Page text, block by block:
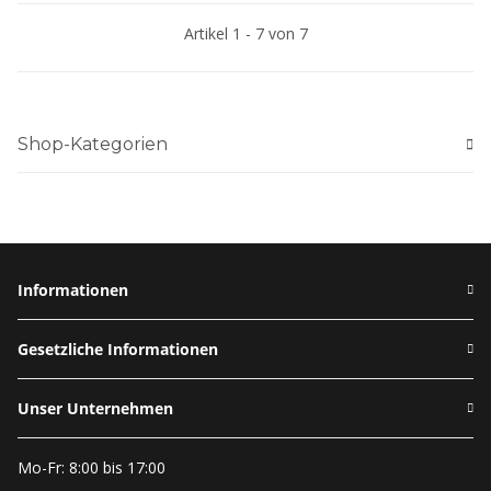
Artikel 1 - 7 von 7
Shop-Kategorien
Informationen
Gesetzliche Informationen
Unser Unternehmen
Mo-Fr: 8:00 bis 17:00